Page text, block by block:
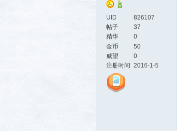
UID
826107
帖子
37
精华
0
金币
50
威望
0
注册时间
2016-1-5